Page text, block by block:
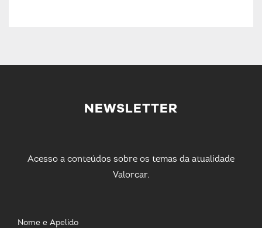
NEWSLETTER
Acesso a conteúdos sobre os temas da atualidade
Valorcar.